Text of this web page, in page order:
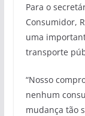
Para o
Consumidor,
uma
transporte
“Nosso
nenhum
mudança tão